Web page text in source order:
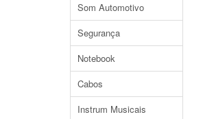
Som Automotivo
Segurança
Notebook
Cabos
Instrum Musicais